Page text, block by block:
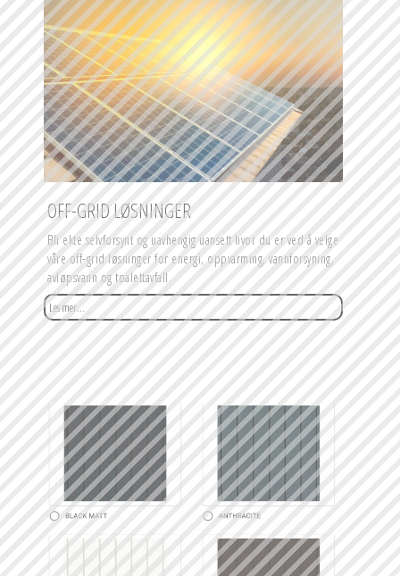
OFF-GRID LØSNINGER
Bli ekte selvforsynt og uavhengig uansett hvor du er ved å velge
våre off-grid løsninger for energi, oppvarming, vannforsyning,
avløpsvann og toalettavfall.
Les mer...